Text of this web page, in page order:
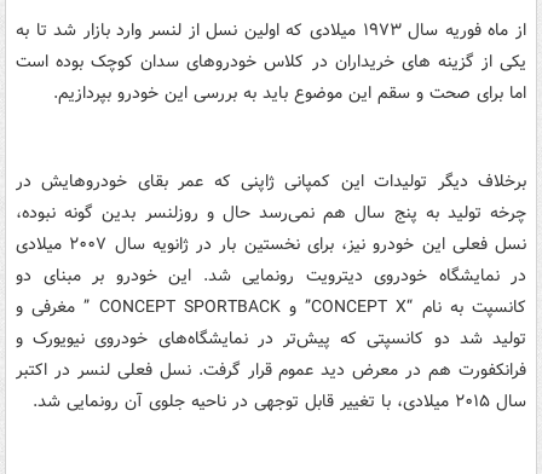
از ماه فوریه سال ۱۹۷۳ میلادی که اولین نسل از لنسر وارد بازار شد تا به
یکی از گزینه های خریداران در کلاس خودروهای سدان کوچک بوده است
اما برای صحت و سقم این موضوع باید به بررسی این خودرو بپردازیم.
برخلاف دیگر تولیدات این کمپانی ژاپنی که عمر بقای خودروهایش در
چرخه تولید به پنج سال هم نمی‌رسد حال و روزلنسر بدین گونه نبوده،
نسل فعلی این خودرو نیز، برای نخستین بار در ژانویه سال ۲۰۰۷ میلادی
در نمایشگاه خودروی دیترویت رونمایی شد. این خودرو بر مبنای دو
کانسپت به نام “CONCEPT X” و CONCEPT SPORTBACK ” مغرفی و
تولید شد دو کانسپتی که پیش‌تر در نمایشگاه‌های خودروی نیویورک و
فرانکفورت هم در معرض دید عموم قرار گرفت. نسل فعلی لنسر در اکتبر
سال ۲۰۱۵ میلادی، با تغییر قابل توجهی در ناحیه جلوی آن رونمایی شد.